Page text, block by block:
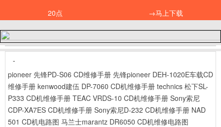
20点 →马上下载
-
pioneer 先锋PD-S06 CD维修手册 先锋pioneer DEH-1020E车载CD
维修手册 kenwood建伍 DP-7060 CD机维修手册 technics 松下SL-
P333 CD机维修手册 TEAC VRDS-10 CD机维修手册 Sony索尼
CDP-XA7ES CD机维修手册 Sony索尼D-232 CD机维修手册 NAD
501 CD机电路图 马兰士marantz DR6050 CD机维修电路图